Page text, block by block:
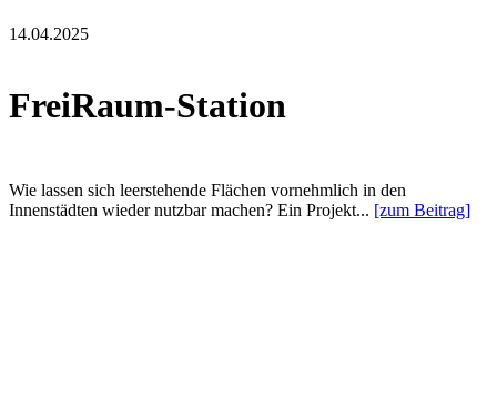
14.04.2025
FreiRaum-Station
Wie lassen sich leerstehende Flächen vornehmlich in den
Innenstädten wieder nutzbar machen? Ein Projekt... [zum Beitrag]